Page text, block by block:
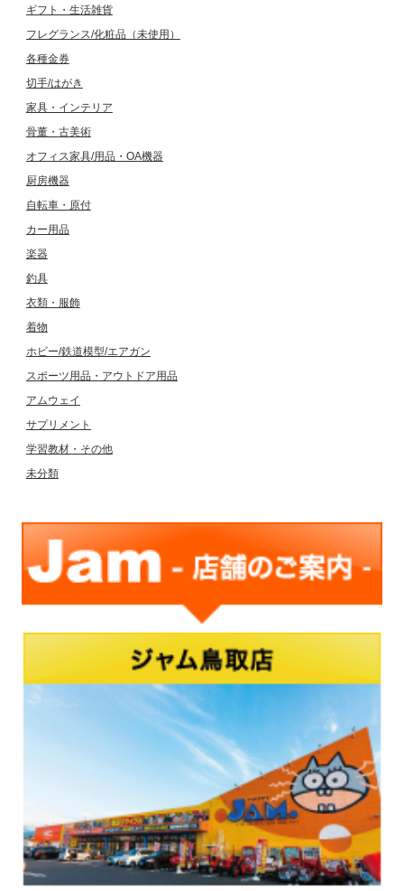
ギフト・生活雑貨
フレグランス/化粧品（未使用）
各種金券
切手/はがき
家具・インテリア
骨董・古美術
オフィス家具/用品・OA機器
厨房機器
自転車・原付
カー用品
楽器
釣具
衣類・服飾
着物
ホビー/鉄道模型/エアガン
スポーツ用品・アウトドア用品
アムウェイ
サプリメント
学習教材・その他
未分類